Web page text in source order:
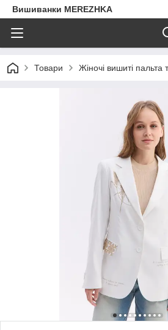
Вишиванки MEREZHKA
Товари Жіночі вишиті пальта